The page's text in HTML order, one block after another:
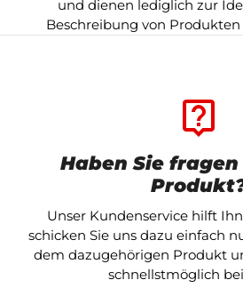
und dienen lediglich zur
Beschreibung von
live_help
Haben Sie
Unser Kundenservice hilft
schicken Sie uns dazu einfach
dem dazugehörigen Produkt
schnellstmöglich